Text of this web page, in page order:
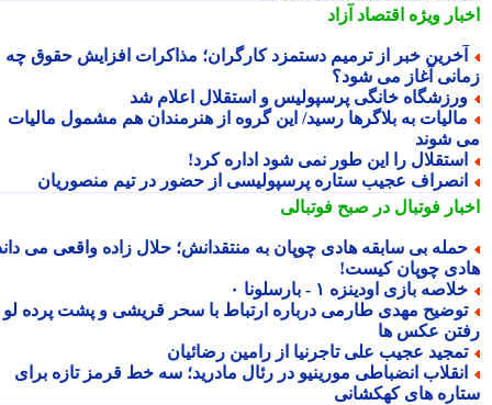
ویژهاقتصاد آزاد
خبر از ترمیم دستمزد کارگران؛ مذاکرات افزایش حقوق چه
آغاز می شود؟
خانگی پرسپولیس و استقلال اعلام شد
به بلاگرها رسید/ این گروه از هنرمندان هم مشمول مالیات
شوند
را این طور نمی شود اداره کرد!
عجیب ستاره پرسپولیسی از حضور در تیم منصوریان
فوتبال در صبح فوتبالی
بی سابقه هادی چوپان به منتقدانش؛ حلال زاده واقعی می داند
چوپان کیست!
بازی اودینزه ۱ - بارسلونا ۰
مهدی طارمی درباره ارتباط با سحر قریشی و پشت پرده لو
عکس ها
عجیب علی تاجرنیا از رامین رضائیان
انضباطی مورینیو در رئال مادرید؛ سه خط قرمز تازه برای
های کهکشانی